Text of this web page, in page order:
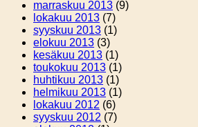
marraskuu 2013 (9)
lokakuu 2013 (7)
syyskuu 2013 (1)
elokuu 2013 (3)
kesäkuu 2013 (1)
toukokuu 2013 (1)
huhtikuu 2013 (1)
helmikuu 2013 (1)
lokakuu 2012 (6)
syyskuu 2012 (7)